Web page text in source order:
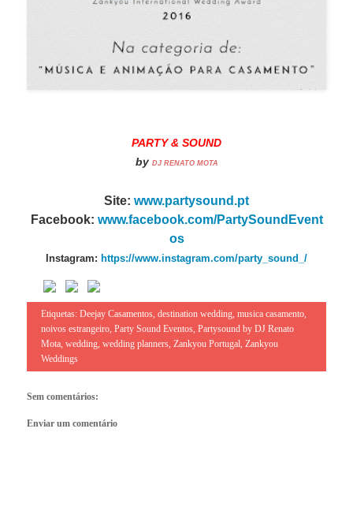
PARTY & SOUND
by DJ RENATO MOTA
Site: www.partysound.pt
Facebook: www.facebook.com/PartySoundEvent
os
Instagram: https://www.instagram.com/party_sound_/
Etiquetas:Deejay Casamentos,destination wedding,musica casamento,
noivos estrangeiro,Party Sound Eventos,Partysound by DJ Renato
Mota,wedding,wedding planners,Zankyou Portugal,Zankyou
Weddings
Sem comentários:
Enviar um comentário